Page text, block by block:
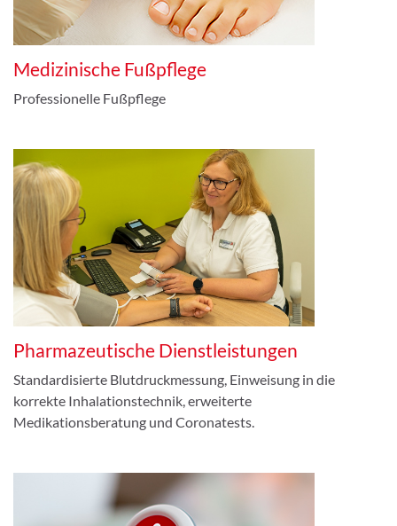
Medizinische Fußpflege
Professionelle Fußpflege
Pharmazeutische Dienstleistungen
Standardisierte Blutdruckmessung, Einweisung in die
korrekte Inhalationstechnik, erweiterte
Medikationsberatung und Coronatests.